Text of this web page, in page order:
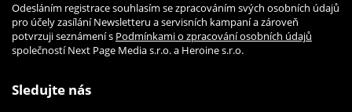
Odesláním registrace souhlasím se zpracováním svých osobních údajů
pro účely zasílání Newsletteru a servisních kampaní a zároveň
potvrzuji seznámení s Podmínkami o zpracování osobních údajů
společností Next Page Media s.r.o. a Heroine s.r.o.
Sledujte nás